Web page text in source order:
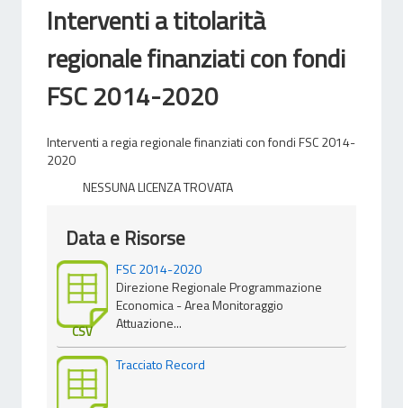
Interventi a titolarità
regionale finanziati con fondi
FSC 2014-2020
Interventi a regia regionale finanziati con fondi FSC 2014-
2020
NESSUNA LICENZA TROVATA
Data e Risorse
CSV
FSC 2014-2020
Direzione Regionale Programmazione
Economica - Area Monitoraggio
Attuazione...
Tracciato Record